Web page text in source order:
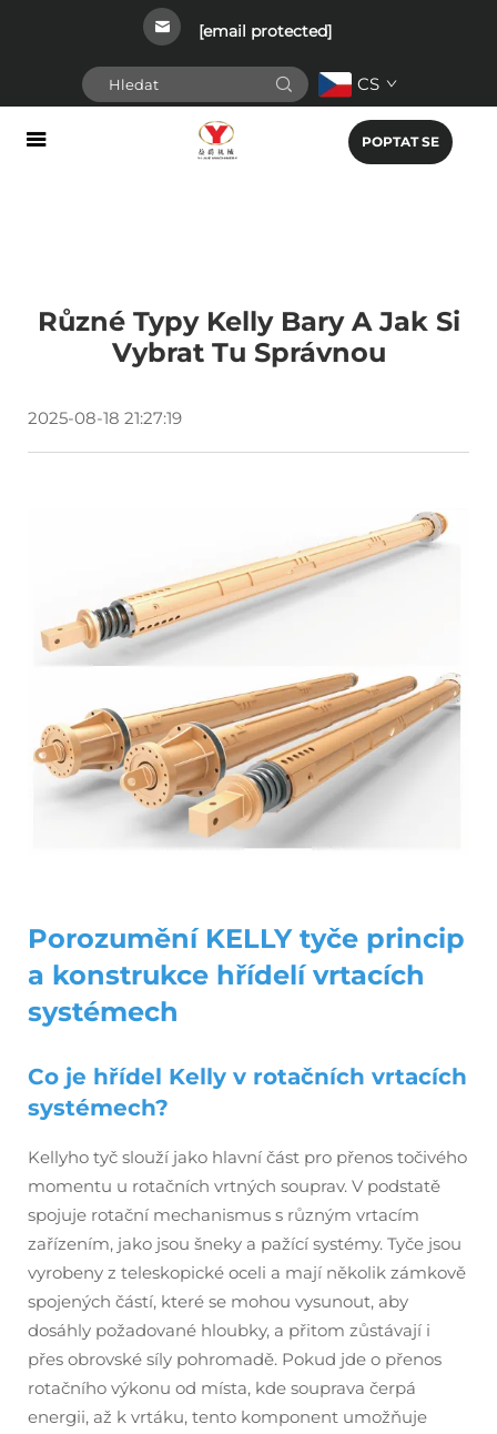
[email protected]
CS
POPTAT SE
Různé Typy Kelly Bary A Jak Si
Vybrat Tu Správnou
2025-08-18 21:27:19
Porozumění KELLY tyče princip
a konstrukce hřídelí vrtacích
systémech
Co je hřídel Kelly v rotačních vrtacích
systémech?
Kellyho tyč slouží jako hlavní část pro přenos točivého
momentu u rotačních vrtných souprav. V podstatě
spojuje rotační mechanismus s různým vrtacím
zařízením, jako jsou šneky a pažící systémy. Tyče jsou
vyrobeny z teleskopické oceli a mají několik zámkově
spojených částí, které se mohou vysunout, aby
dosáhly požadované hloubky, a přitom zůstávají i
přes obrovské síly pohromadě. Pokud jde o přenos
rotačního výkonu od místa, kde souprava čerpá
energii, až k vrtáku, tento komponent umožňuje